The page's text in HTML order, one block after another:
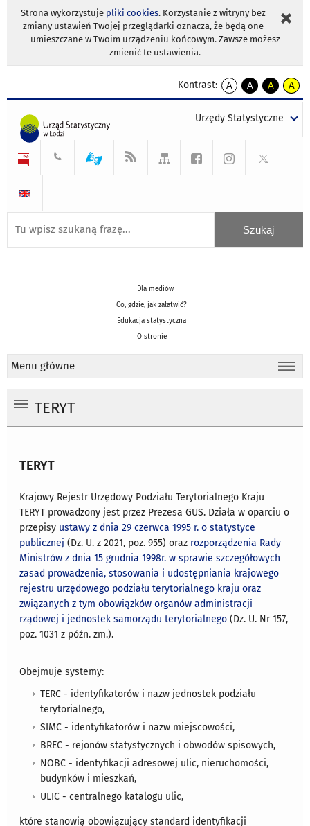
Strona wykorzystuje pliki cookies. Korzystanie z witryny bez
zmiany ustawień Twojej przeglądarki oznacza, że będą one
umieszczane w Twoim urządzeniu końcowym. Zawsze możesz
zmienić te ustawienia.
Kontrast:
A
kontrast
A
kontrast
tekst
czarnym
A
kontrast
tekst
czarnym
A
tekst
żółtym
Urzędy Statystyczne
Dla mediów
Co, gdzie, jak załatwić?
Edukacja statystyczna
O stronie
Menu główne
TERYT
TERYT
Krajowy Rejestr Urzędowy Podziału Terytorialnego Kraju
TERYT prowadzony jest przez Prezesa GUS. Działa w oparciu o
przepisy ustawy z dnia 29 czerwca 1995 r. o statystyce
publicznej (Dz. U. z 2021, poz. 955) oraz rozporządzenia Rady
Ministrów z dnia 15 grudnia 1998r. w sprawie szczegółowych
zasad prowadzenia, stosowania i udostępniania krajowego
rejestru urzędowego podziału terytorialnego kraju oraz
związanych z tym obowiązków organów administracji
rządowej i jednostek samorządu terytorialnego (Dz. U. Nr 157,
poz. 1031 z późn. zm.).
Obejmuje systemy:
TERC - identyfikatorów i nazw jednostek podziału
terytorialnego,
SIMC - identyfikatorów i nazw miejscowości,
BREC - rejonów statystycznych i obwodów spisowych,
NOBC - identyfikacji adresowej ulic, nieruchomości,
budynków i mieszkań,
ULIC - centralnego katalogu ulic,
które stanowią obowiązujący standard identyfikacji